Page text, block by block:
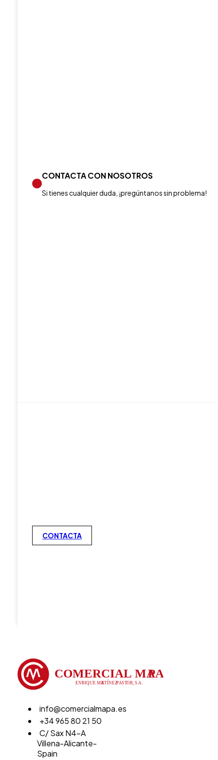
CONTACTA CON NOSOTROS
Si tienes cualquier duda, ¡pregúntanos sin problema!
CONTACTA
info@comercialmapa.es
+34 965 80 21 50
C/ Sax N4-A
Villena-Alicante-
Spain